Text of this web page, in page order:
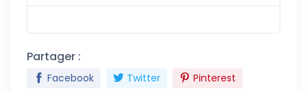
Partager :
Facebook Twitter Pinterest